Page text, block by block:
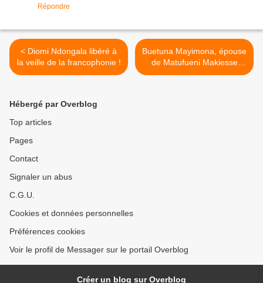
Répondre
< Diomi Ndongala libéré à
la veille de la francophonie !
Buetuna Mayimona, épouse
de Matufueni Makiesse
(Ebale Mondial) >
Hébergé par Overblog
Top articles
Pages
Contact
Signaler un abus
C.G.U.
Cookies et données personnelles
Préférences cookies
Voir le profil de Messager sur le portail Overblog
Créer un blog sur Overblog